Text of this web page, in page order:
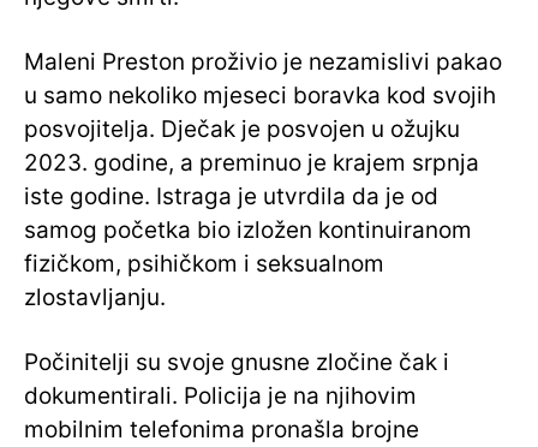
Maleni Preston proživio je nezamislivi pakao
u samo nekoliko mjeseci boravka kod svojih
posvojitelja. Dječak je posvojen u ožujku
2023. godine, a preminuo je krajem srpnja
iste godine. Istraga je utvrdila da je od
samog početka bio izložen kontinuiranom
fizičkom, psihičkom i seksualnom
zlostavljanju.
Počinitelji su svoje gnusne zločine čak i
dokumentirali. Policija je na njihovim
mobilnim telefonima pronašla brojne